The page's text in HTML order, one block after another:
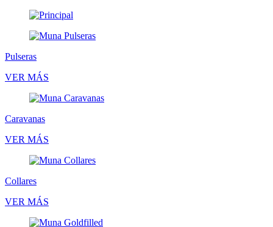
Pulseras
VER MÁS
Caravanas
VER MÁS
Collares
VER MÁS